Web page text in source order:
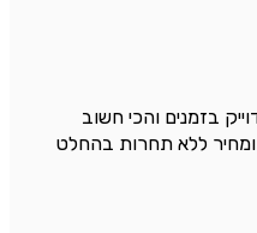
בזמנים והכי חשוב
ומחיר ללא תחרות בהחלט